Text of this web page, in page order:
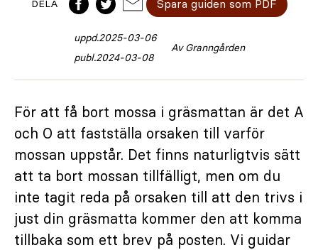
DELA Spara guiden som PDF
publ.2024-03-08
uppd.2025-03-06
Av Granngården
För att få bort mossa i gräsmattan är det A
och O att fastställa orsaken till varför
mossan uppstår. Det finns naturligtvis sätt
att ta bort mossan tillfälligt, men om du
inte tagit reda på orsaken till att den trivs i
just din gräsmatta kommer den att komma
tillbaka som ett brev på posten. Vi guidar